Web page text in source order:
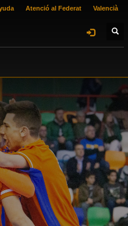
Atenció al Federat Valencià